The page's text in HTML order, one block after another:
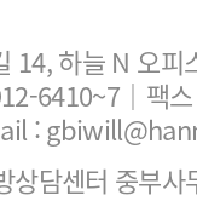
14, 하늘 N 오
6410~7 ｜팩
:
상담센터 중부